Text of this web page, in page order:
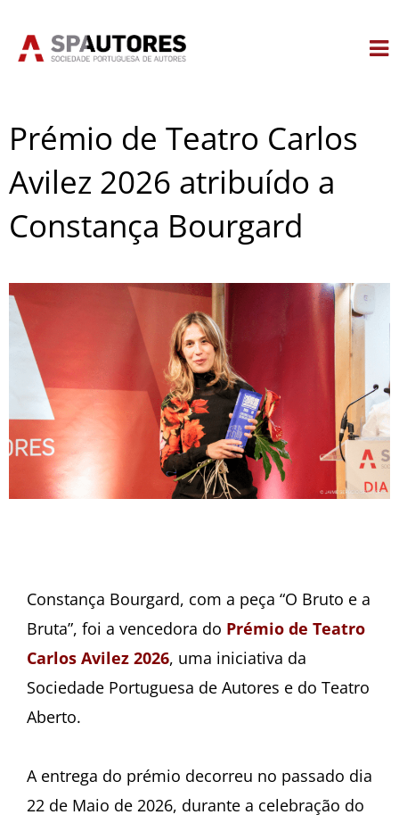
Prémio de Teatro Carlos
Avilez 2026 atribuído a
Constança Bourgard
Constança Bourgard, com a peça “O Bruto e a
Bruta”, foi a vencedora do Prémio de Teatro
Carlos Avilez 2026, uma iniciativa da
Sociedade Portuguesa de Autores e do Teatro
Aberto.
A entrega do prémio decorreu no passado dia
22 de Maio de 2026, durante a celebração do